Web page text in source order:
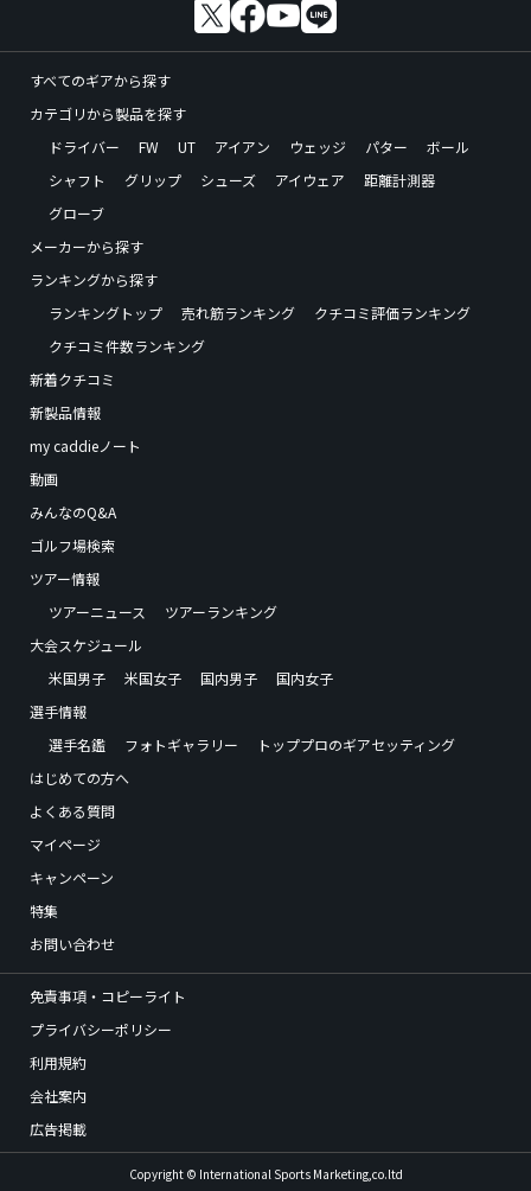
すべてのギアから探す
カテゴリから製品を探す
ドライバー
FW UT アイアン ウェッジ パター
ボール
シャフト
グリップ シューズ アイウェア
距離計測器
グローブ
メーカーから探す
ランキングから探す
ランキングトップ
売れ筋ランキング
クチコミ評価ランキング
クチコミ件数ランキング
新着クチコミ
新製品情報
my caddieノート
動画
みんなのQ&A
ゴルフ場検索
ツアー情報
ツアーニュース
ツアーランキング
大会スケジュール
米国男子
米国女子 国内男子
国内女子
選手情報
選手名鑑
フォトギャラリー
トッププロのギアセッティング
はじめての方へ
よくある質問
マイページ
キャンペーン
特集
お問い合わせ
免責事項・コピーライト
プライバシーポリシー
利用規約
会社案内
広告掲載
Copyright © International Sports Marketing,co.ltd